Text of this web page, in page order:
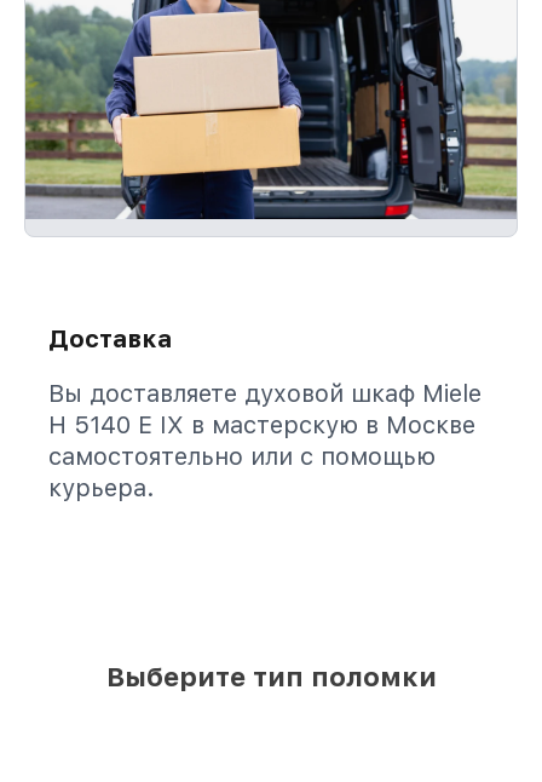
Доставка
Вы доставляете духовой шкаф Miele
H 5140 E IX в мастерскую в Москве
самостоятельно или с помощью
курьера.
Выберите тип поломки